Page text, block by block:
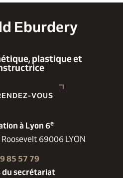
Eburdery
plastique et
VOUS
à Lyon 6e
69006 LYON
85 57 79
du secrétariat